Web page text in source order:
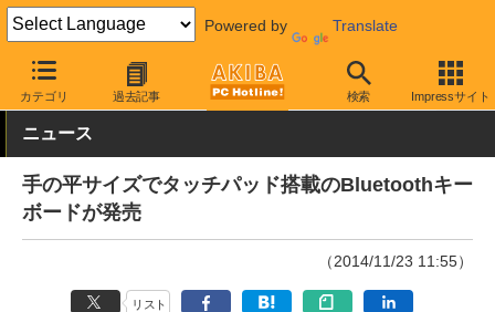
Powered by Translate
カテゴリ 過去記事 検索 Impressサイト
AKIBA PC Hotline! PC周辺機器 キーボード 上海問屋
ニュース
手の平サイズでタッチパッド搭載のBluetoothキー
ボードが発売
（2014/11/23 11:55）
リスト